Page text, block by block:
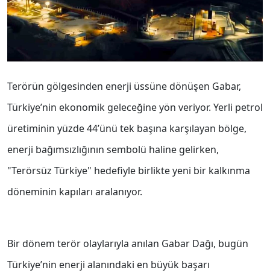
Terörün gölgesinden enerji üssüne dönüşen Gabar,
Türkiye’nin ekonomik geleceğine yön veriyor. Yerli petrol
üretiminin yüzde 44’ünü tek başına karşılayan bölge,
enerji bağımsızlığının sembolü haline gelirken,
"Terörsüz Türkiye" hedefiyle birlikte yeni bir kalkınma
döneminin kapıları aralanıyor.
Bir dönem terör olaylarıyla anılan Gabar Dağı, bugün
Türkiye’nin enerji alanındaki en büyük başarı